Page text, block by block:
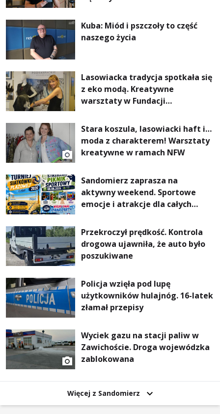
Kuba: Miód i pszczoły to część
naszego życia
Lasowiacka tradycja spotkała się
z eko modą. Kreatywne
warsztaty w Fundacji
Stara koszula, lasowiacki haft i…
moda z charakterem! Warsztaty
kreatywne w ramach NFW
Sandomierz zaprasza na
aktywny weekend. Sportowe
emocje i atrakcje dla całych
Przekroczył prędkość. Kontrola
drogowa ujawniła, że auto było
poszukiwane
Policja wzięła pod lupę
użytkowników hulajnóg. 16-latek
złamał przepisy
Wyciek gazu na stacji paliw w
Zawichoście. Droga wojewódzka
zablokowana
Więcej z Sandomierz